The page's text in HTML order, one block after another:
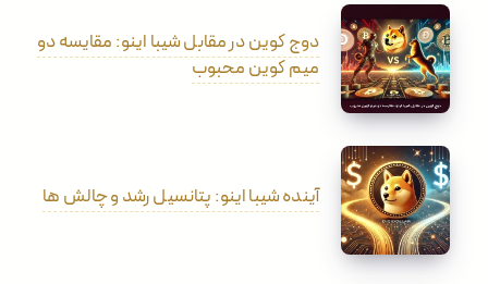
دوج کوین در مقابل شیبا اینو: مقایسه دو
میم کوین محبوب
آینده شیبا اینو: پتانسیل رشد و چالش ها